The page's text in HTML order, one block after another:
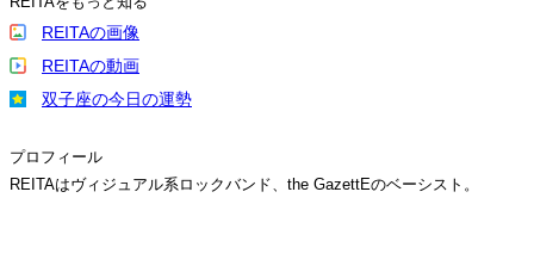
REITAの画像
REITAの動画
双子座の今日の運勢
プロフィール
REITAはヴィジュアル系ロックバンド、the GazettEのベーシスト。